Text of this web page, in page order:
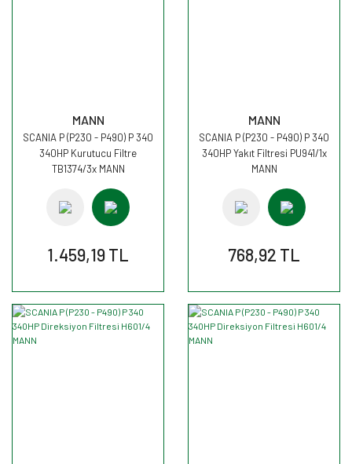
MANN
SCANIA P (P230 - P490) P 340
340HP Kurutucu Filtre
TB1374/3x MANN
1.459,19 TL
MANN
SCANIA P (P230 - P490) P 340
340HP Yakıt Filtresi PU941/1x
MANN
768,92 TL